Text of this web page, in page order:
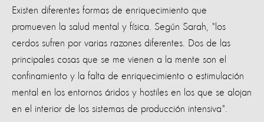
Existen diferentes formas de enriquecimiento que
promueven la salud mental y física. Según Sarah, "los
cerdos sufren por varias razones diferentes. Dos de las
principales cosas que se me vienen a la mente son el
confinamiento y la falta de enriquecimiento o estimulación
mental en los entornos áridos y hostiles en los que se alojan
en el interior de los sistemas de producción intensiva".